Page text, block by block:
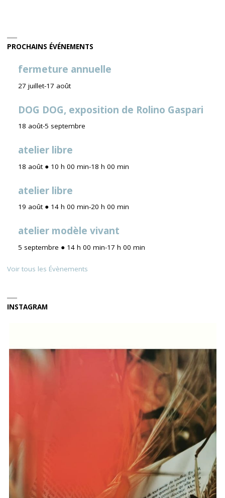
PROCHAINS ÉVÉNEMENTS
fermeture annuelle
27 juillet-17 août
DOG DOG, exposition de Rolino Gaspari
18 août-5 septembre
atelier libre
18 août ● 10 h 00 min-18 h 00 min
atelier libre
19 août ● 14 h 00 min-20 h 00 min
atelier modèle vivant
5 septembre ● 14 h 00 min-17 h 00 min
Voir tous les Évènements
INSTAGRAM